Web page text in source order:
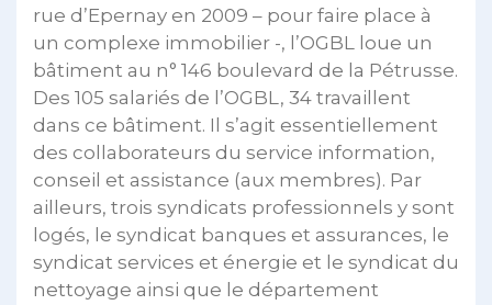
rue d’Epernay en 2009 – pour faire place à
un complexe immobilier -, l’OGBL loue un
bâtiment au n° 146 boulevard de la Pétrusse.
Des 105 salariés de l’OGBL, 34 travaillent
dans ce bâtiment. Il s’agit essentiellement
des collaborateurs du service information,
conseil et assistance (aux membres). Par
ailleurs, trois syndicats professionnels y sont
logés, le syndicat banques et assurances, le
syndicat services et énergie et le syndicat du
nettoyage ainsi que le département